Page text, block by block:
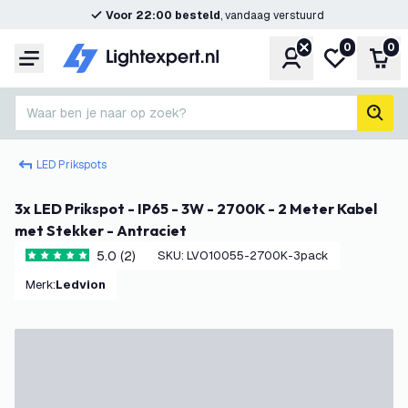
Voor 22:00 besteld, vandaag verstuurd
Menu Account
Mijn
0 0
Waar ben je naar op zoek?
LED Prikspots
3x LED Prikspot - IP65 - 3W - 2700K - 2 Meter Kabel
met Stekker - Antraciet
5 score sterren5.0 (2) SKU: LVO10055-2700K-3pack
Merk: Ledvion